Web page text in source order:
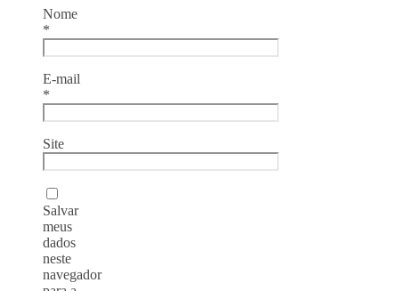
Nome
*
E-mail
*
Site
Salvar
meus
dados
neste
navegador